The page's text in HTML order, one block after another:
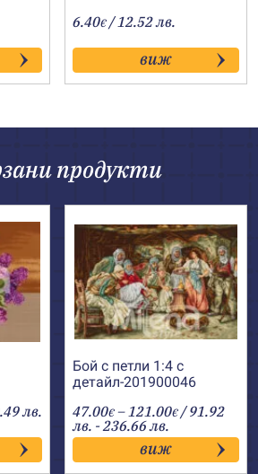
6.40€ / 12.52 лв.
виж
продукти
лв.
Бой с петли 1:4 с
детайл-201900046
47.00€ –121.00€Price
range:
47.00€
through
121.00€
/ 91.92
лв. - 236.66 лв.
виж